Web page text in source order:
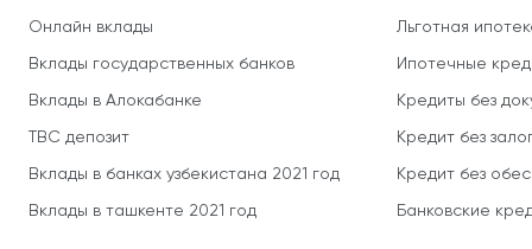
Онлайн вклады
Вклады государственных банков
Вклады в Алокабанке
TBC депозит
Вклады в банках узбекистана 2021 год
Вклады в ташкенте 2021 год
Льготная
Ипотечные
Кредиты без
Кредит без
Кредит без
Банковские